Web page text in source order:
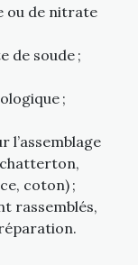
ou de nitrate
de soude ;
;
l’assemblage
coton) ;
rassemblés,